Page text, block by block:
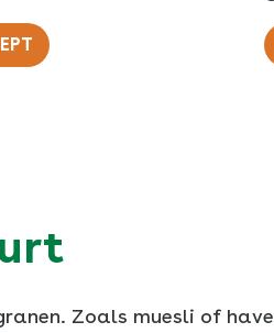
Zoals muesli of